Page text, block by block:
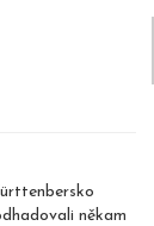
někam